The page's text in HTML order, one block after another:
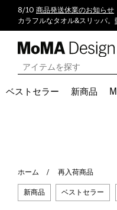
8/10 商品発送休業のお知らせ
カラフルなタオル&スリッパ。
ベストセラー 新商品
ホーム 再入荷商品
新商品 ベストセラー